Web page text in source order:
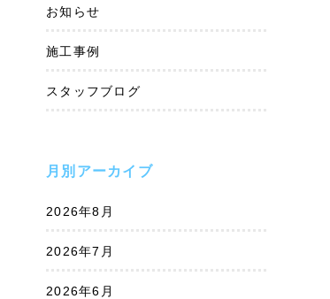
お知らせ
施工事例
スタッフブログ
月別アーカイブ
2026年8月
2026年7月
2026年6月